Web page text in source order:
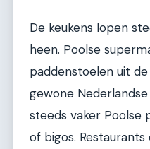
De keukens lopen
heen. Poolse
paddenstoelen uit
gewone
steeds vaker Poolse
of bigos.